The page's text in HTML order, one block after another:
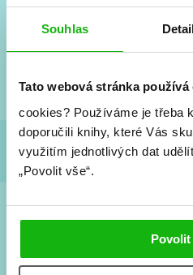
Souhlas
Tato webová stránka používá
cookies? Používáme je třeba
doporučili knihy, které Vás
využitím jednotlivých dat
„Povolit vše“.
Povolit
Vše kolem #youngadult
a seriálové
Souhlasím spodmínkami